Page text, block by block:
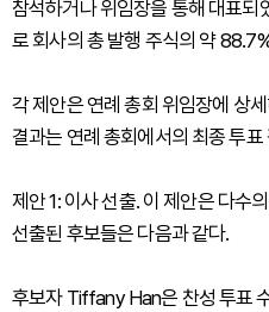
참석하거나 위임장을 통해 대표
로 회사의 총 발행 주식의 약
각 제안은 연례 총회 위임장에 상
결과는 연례 총회에서의 최종 투표
제안 1: 이사 선출. 이 제안은 다수
선출된 후보들은 다음과 같다.
후보자 Tiffany Han은 찬성 투표